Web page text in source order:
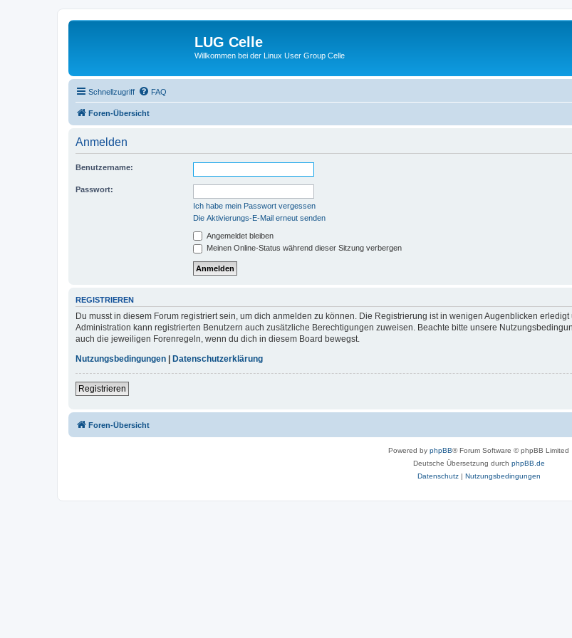
LUG Celle
Willkommen bei der Linux User Group Celle
Schnellzugriff FAQ
Foren-Übersicht
Anmelden
Benutzername:
Passwort:
Ich habe mein Passwort vergessen
Die Aktivierungs-E-Mail erneut senden
Angemeldet bleiben
Meinen Online-Status während dieser Sitzung verbergen
REGISTRIEREN
Du musst in diesem Forum registriert sein, um dich anmelden zu können. Die Registrierung ist in wenigen Augenblicken
Administration kann registrierten Benutzern auch zusätzliche Berechtigungen zuweisen. Beachte bitte unsere
auch die jeweiligen Forenregeln, wenn du dich in diesem Board bewegst.
Nutzungsbedingungen
Datenschutzerklärung
Registrieren
Foren-Übersicht
Powered by phpBB® Forum Software © phpBB Limited
Deutsche Übersetzung durch phpBB.de
Datenschutz| Nutzungsbedingungen